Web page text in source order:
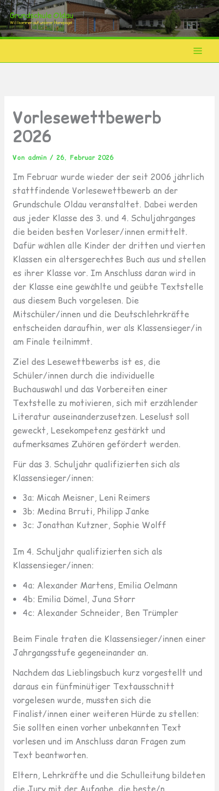
Zum
Inhalt
springen
Grundschule Oldau
Willkommen auf unserer Homepage!
Vorlesewettbewerb
2026
Von admin/ 26. Februar 2026
Im Februar wurde wieder der seit 2006 jährlich
stattfindende Vorlesewettbewerb an der
Grundschule Oldau veranstaltet. Dabei werden
aus jeder Klasse des 3. und 4. Schuljahrganges
die beiden besten Vorleser/innen ermittelt.
Dafür wählen alle Kinder der dritten und vierten
Klassen ein altersgerechtes Buch aus und stellen
es ihrer Klasse vor. Im Anschluss daran wird in
der Klasse eine gewählte und geübte Textstelle
aus diesem Buch vorgelesen. Die
Mitschüler/innen und die Deutschlehrkräfte
entscheiden daraufhin, wer als Klassensieger/in
am Finale teilnimmt.
Ziel des Lesewettbewerbs ist es, die
Schüler/innen durch die individuelle
Buchauswahl und das Vorbereiten einer
Textstelle zu motivieren, sich mit erzählender
Literatur auseinanderzusetzen. Leselust soll
geweckt, Lesekompetenz gestärkt und
aufmerksames Zuhören gefördert werden.
Für das 3. Schuljahr qualifizierten sich als
Klassensieger/innen:
3a: Micah Meisner, Leni Reimers
3b: Medina Brruti, Philipp Janke
3c: Jonathan Kutzner, Sophie Wolff
Im 4. Schuljahr qualifizierten sich als
Klassensieger/innen:
4a: Alexander Martens, Emilia Oelmann
4b: Emilia Dömel, Juna Storr
4c: Alexander Schneider, Ben Trümpler
Beim Finale traten die Klassensieger/innen einer
Jahrgangsstufe gegeneinander an.
Nachdem das Lieblingsbuch kurz vorgestellt und
daraus ein fünfminütiger Textausschnitt
vorgelesen wurde, mussten sich die
Finalist/innen einer weiteren Hürde zu stellen:
Sie sollten einen vorher unbekannten Text
vorlesen und im Anschluss daran Fragen zum
Text beantworten.
Eltern, Lehrkräfte und die Schulleitung bildeten